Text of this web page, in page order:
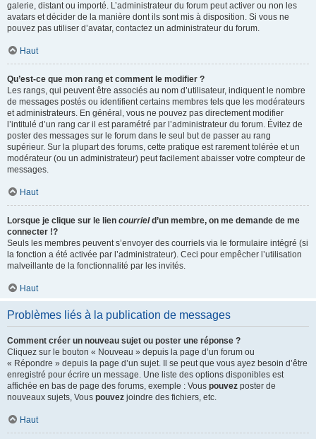
galerie, distant ou importé. L’administrateur du forum peut activer ou non les
avatars et décider de la manière dont ils sont mis à disposition. Si vous ne
pouvez pas utiliser d’avatar, contactez un administrateur du forum.
Haut
Qu’est-ce que mon rang et comment le modifier ?
Les rangs, qui peuvent être associés au nom d’utilisateur, indiquent le nombre
de messages postés ou identifient certains membres tels que les modérateurs
et administrateurs. En général, vous ne pouvez pas directement modifier
l’intitulé d’un rang car il est paramétré par l’administrateur du forum. Évitez de
poster des messages sur le forum dans le seul but de passer au rang
supérieur. Sur la plupart des forums, cette pratique est rarement tolérée et un
modérateur (ou un administrateur) peut facilement abaisser votre compteur de
messages.
Haut
Lorsque je clique sur le lien courrield’un membre, on me demande de me
connecter !?
Seuls les membres peuvent s’envoyer des courriels via le formulaire intégré (si
la fonction a été activée par l’administrateur). Ceci pour empêcher l’utilisation
malveillante de la fonctionnalité par les invités.
Haut
Problèmes liés à la publication de messages
Comment créer un nouveau sujet ou poster une réponse ?
Cliquez sur le bouton « Nouveau » depuis la page d’un forum ou
« Répondre » depuis la page d’un sujet. Il se peut que vous ayez besoin d’être
enregistré pour écrire un message. Une liste des options disponibles est
affichée en bas de page des forums, exemple : Vous pouvez poster de
nouveaux sujets, Vous pouvez joindre des fichiers, etc.
Haut